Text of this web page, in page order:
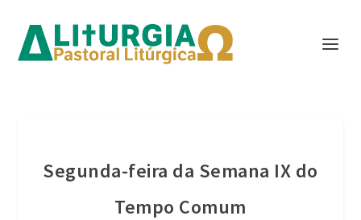
Segunda-feira da Semana IX do
Tempo Comum